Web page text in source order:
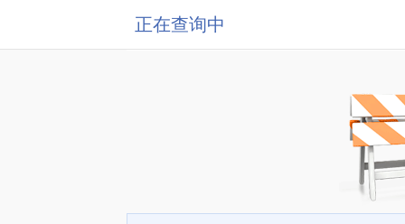
正在查询中